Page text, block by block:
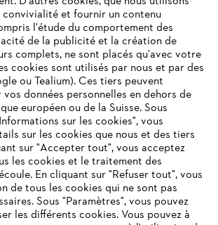
des données
Cookies
INTERNET
PRIS EN CHARGE
Internet que nous ne prenons plus
fonctionnalités de notre site ne
et fournir un contenu
l'étude du comportement des
de la publicité et la création de
complets, ne sont placés qu'avec votre
cookies sont utilisés par nous et par des
ou Tealium). Ces tiers peuvent
données personnelles en dehors de
européen ou de la Suisse. Sous
sur les cookies", vous
sur les cookies que nous et des tiers
sur "Accepter tout", vous acceptez
les cookies et le traitement des
En cliquant sur "Refuser tout", vous
de tous les cookies qui ne sont pas
Sous "Paramètres", vous pouvez
les différents cookies. Vous pouvez à